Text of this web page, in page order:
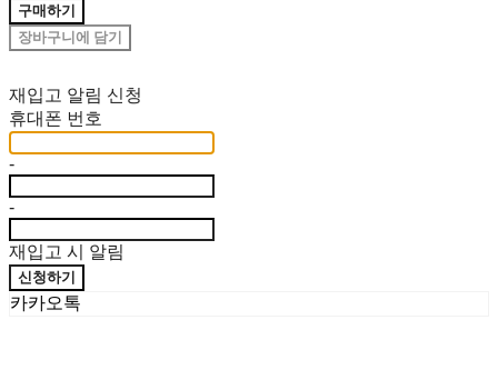
구매하기
장바구니에 담기
재입고 알림 신청
휴대폰 번호
-
-
재입고 시 알림
신청하기
카카오톡